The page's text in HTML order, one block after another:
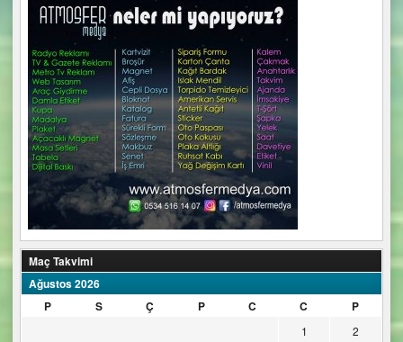
Maç Takvimi
Ağustos 2026
P
S Ç P C C P
1
2